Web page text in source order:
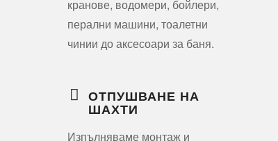
кранове, водомери, бойлери,
перални машини, тоалетни
чинии до аксесоари за баня.
ОТПУШВАНЕ НА
ШАХТИ
Изпълняваме монтаж и